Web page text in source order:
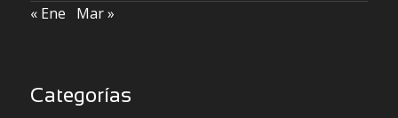
« Ene
Mar »
Categorías